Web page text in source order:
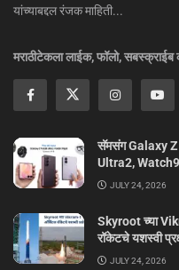
यांच्याबद्दल रंजक माहिती...
मराठीटेकला लाईक, फॉलो, सबस्क्राईब
सॅमसंग Galaxy
Ultra2, Watch9
JULY 24, 2026
Skyroot च्या
रॉकेटचे यशस्वी
JULY 24, 2026